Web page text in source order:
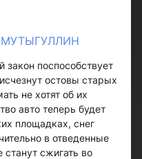
МУТЫГУЛЛИН
закон поспособствует
остовы старых
не хотят об их
авто теперь будет
площадках, снег
в отведенные
сжигать во